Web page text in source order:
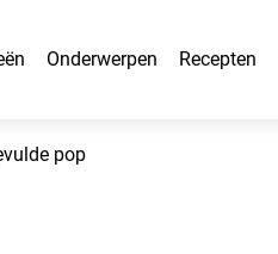
Onderwerpen Recepten
pop